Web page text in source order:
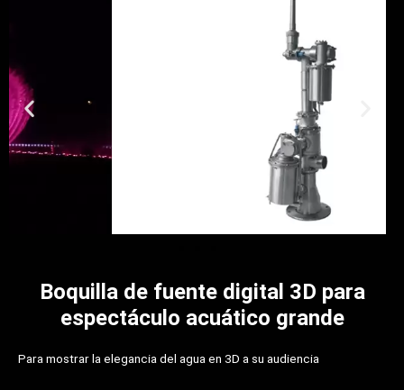
Boquilla de fuente digital 3D para
espectáculo acuático grande
Para mostrar la elegancia del agua en 3D a su audiencia